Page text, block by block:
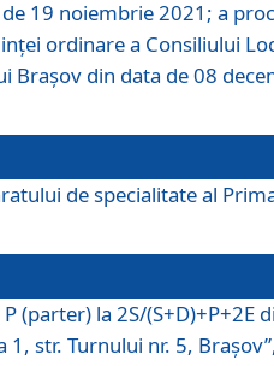
19 noiembrie 2021; a
ordinare a Consiliului
Braşov din data de 08
de specialitate al
la 2S/(S+D)+P+2E
str. Turnului nr. 5,